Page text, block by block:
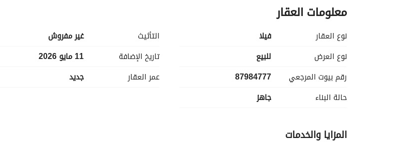
2- عرض الشارع 30 متر
3- التصميم مودرن
4- الشبابيك كبيرة
5- السقف مرتفع
6- عدد 2 اطلالة خارجية
7- مقدمة لاستقبال الضيوف من الرجال
8- مقدمة لاستقبال الضيوف في قسم النساء
10 - جميع الغرف ماستر
11- عملية الدخول والخروج لطريق السريع بواسط طريق الملك فهد
معلومات العقار
نوع العقار
فیلا
نوع العرض
للبيع
رقم بيوت المرجعي
87984777
حالة البناء
جاهز
التأثيث
غير مفروش
تاريخ الإضافة
11 مايو 2026
عمر العقار
جديد
المزايا والخدمات